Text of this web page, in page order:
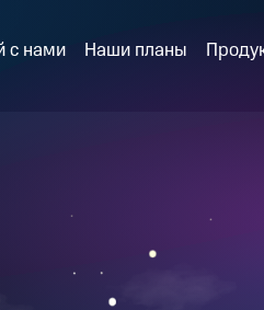
с нами Наши планы